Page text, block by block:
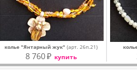
колье "Янтарный жук" (арт. 26п.21)
8 760₽ купить